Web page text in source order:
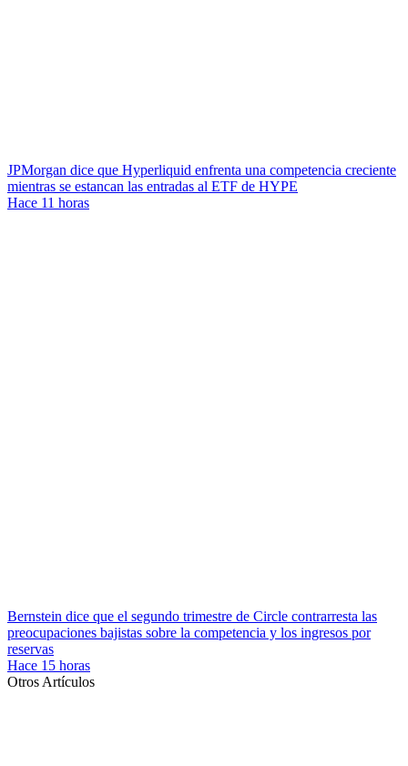
JPMorgan dice que Hyperliquid enfrenta una competencia creciente
mientras se estancan las entradas al ETF de HYPE
Hace 11 horas
Bernstein dice que el segundo trimestre de Circle contrarresta las
preocupaciones bajistas sobre la competencia y los ingresos por
reservas
Hace 15 horas
Otros Artículos